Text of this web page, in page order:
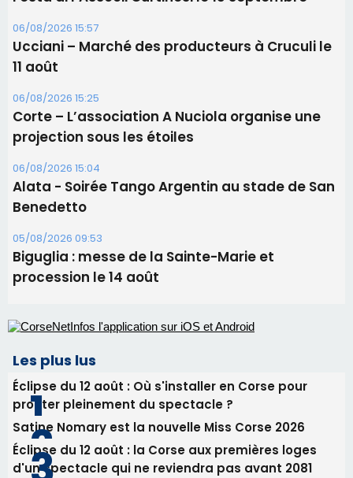
06/08/2026 15:04
Alata - Soirée Tango Argentin au stade de San
Benedetto
05/08/2026 09:53
Biguglia : messe de la Sainte-Marie et
procession le 14 août
Les plus lus
Éclipse du 12 août : Où s'installer en Corse pour
profiter pleinement du spectacle ?
Satine Nomary est la nouvelle Miss Corse 2026
d'un spectacle qui ne reviendra pas avant 2081
En Corse, un début de saison marqué par une
consommation en recul dans les restaurants
Newsletter